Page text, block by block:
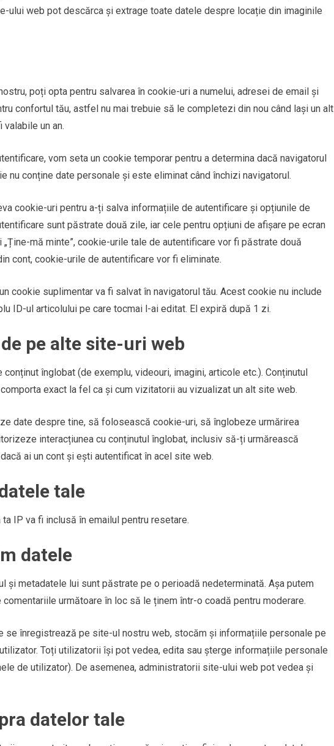
ului web pot descărca și extrage toate datele despre locație din imaginile
poți opta pentru salvarea în cookie-uri a numelui, adresei de email și
confortul tău, astfel nu mai trebuie să le completezi din nou când lași un alt
un an.
vom seta un cookie temporar pentru a determina dacă navigatorul
nu conține date personale și este eliminat când închizi navigatorul.
cookie-uri pentru a-ți salva informațiile de autentificare și opțiunile de
sunt păstrate două zile, iar cele pentru opțiuni de afișare pe ecran
mă minte”, cookie-urile tale de autentificare vor fi păstrate două
cont, cookie-urile de autentificare vor fi eliminate.
cookie suplimentar va fi salvat în navigatorul tău. Acest cookie nu include
ID-ul articolului pe care tocmai l-ai editat. El expiră după 1 zi.
pe alte site-uri web
înglobat (de exemplu, videouri, imagini, articole etc.). Conținutul
exact la fel ca și cum vizitatorii au vizualizat un alt site web.
date despre tine, să folosească cookie-uri, să înglobeze urmărirea
interacțiunea cu conținutul înglobat, inclusiv să-ți urmărească
ai un cont și ești autentificat în acel site web.
tale
IP va fi inclusă în emailul pentru resetare.
datele
și metadatele lui sunt păstrate pe o perioadă nedeterminată. Așa putem
următoare în loc să le ținem într-o coadă pentru moderare.
se înregistrează pe site-ul nostru web, stocăm și informațiile personale pe
Toți utilizatorii își pot vedea, edita sau șterge informațiile personale
de utilizator). De asemenea, administratorii site-ului web pot vedea și
datelor tale